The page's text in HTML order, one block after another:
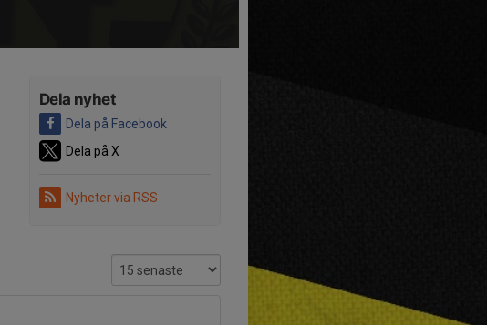
Dela nyhet
Dela på Facebook
Dela på X
Nyheter via RSS